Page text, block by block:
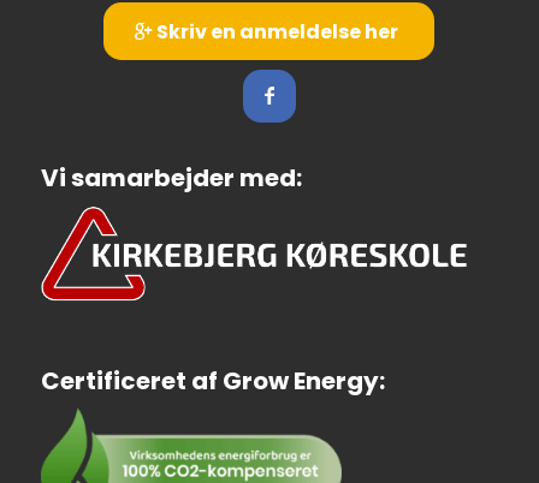
Skriv en anmeldelse her
Vi samarbejder med:
Certificeret af Grow Energy: